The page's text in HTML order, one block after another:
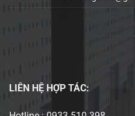
LIÊN HỆ HỢP TÁC: